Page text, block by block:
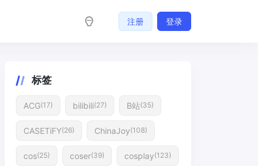
注册 登录
标签
ACG(17) bilibili(27) B站(35)
CASETiFY(26) ChinaJoy(108)
cos(25) coser(39) cosplay(123)